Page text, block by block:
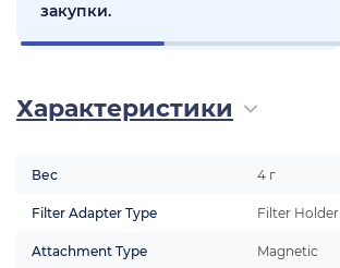
закупки.
Характеристики
Вес 4 г
Filter Adapter Type Filter Holder
Attachment Type Magnetic